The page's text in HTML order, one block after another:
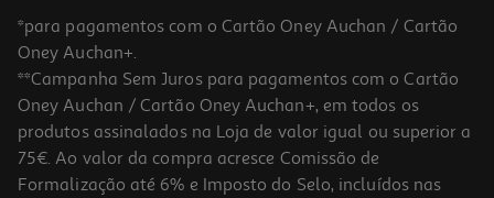
*para pagamentos com o Cartão Oney Auchan / Cartão
Oney Auchan+.
**Campanha Sem Juros para pagamentos com o Cartão
Oney Auchan / Cartão Oney Auchan+, em todos os
produtos assinalados na Loja de valor igual ou superior a
75€. Ao valor da compra acresce Comissão de
Formalização até 6% e Imposto do Selo, incluídos nas